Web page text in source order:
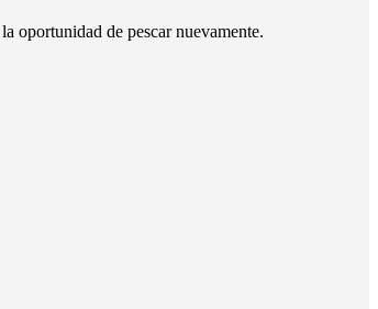
oportunidad de pescar nuevamente.